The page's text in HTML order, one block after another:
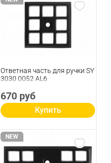
Ответная часть для ручки SY
3030 0052 AL6
670 руб
Купить
NEW